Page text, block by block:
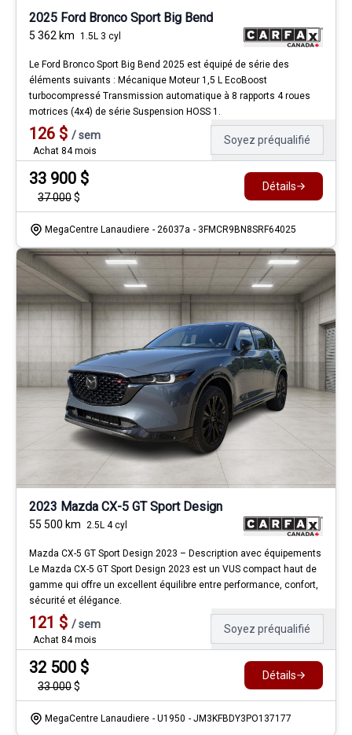
2025 Ford Bronco Sport Big Bend
5 362 km 1.5L 3 cyl
Le Ford Bronco Sport Big Bend 2025 est équipé de série des
éléments suivants : Mécanique Moteur 1,5 L EcoBoost
turbocompressé Transmission automatique à 8 rapports 4 roues
motrices (4x4) de série Suspension HOSS 1.
126 $ /sem
Achat 84 mois
Soyez préqualifié
33 900 $
37 000$
Détails
MegaCentre Lanaudiere - 26037a - 3FMCR9BN8SRF64025
2023 Mazda CX-5 GT Sport Design
55 500 km 2.5L 4 cyl
Mazda CX-5 GT Sport Design 2023 – Description avec équipements
Le Mazda CX-5 GT Sport Design 2023 est un VUS compact haut de
gamme qui offre un excellent équilibre entre performance, confort,
sécurité et élégance.
121 $ /sem
Achat 84 mois
Soyez préqualifié
32 500 $
33 000$
Détails
MegaCentre Lanaudiere - U1950 - JM3KFBDY3PO137177